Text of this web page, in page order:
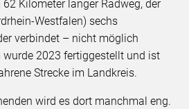
Kilometer langer Radweg, der
Westfalen) sechs
verbindet – nicht möglich
wurde 2023 fertiggestellt und ist
Strecke im Landkreis.
wird es dort manchmal eng.